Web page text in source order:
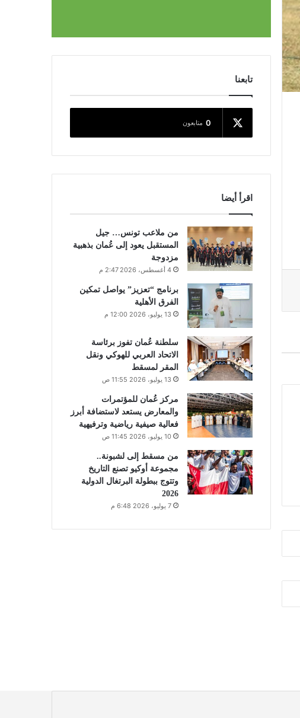
تابعنا
0 متابعون
اقرأ أيضا
من ملاعب تونس… جيل
المستقبل يعود إلى عُمان بذهبية
مزدوجة
4 أغسطس، 2026 2:47 م
برنامج “تعزيز” يواصل تمكين
الفرق الأهلية
13 يوليو، 2026 12:00 م
سلطنة عُمان تفوز برئاسة
الاتحاد العربي للهوكي ونقل
المقر لمسقط
13 يوليو، 2026 11:55 ص
مركز عُمان للمؤتمرات
والمعارض يستعد لاستضافة أبرز
فعالية صيفية رياضية وترفيهية
10 يوليو، 2026 11:45 ص
من مسقط إلى لشبونة..
مجموعة أوكيو تصنع التاريخ
وتتوج ببطولة البرتغال الدولية
2026
7 يوليو، 2026 6:48 م